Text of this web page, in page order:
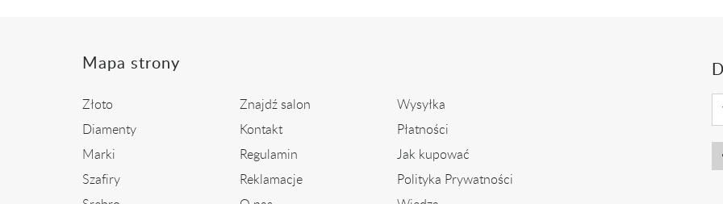
Mapa strony
Złoto
Diamenty
Marki
Szafiry
Znajdź salon
Kontakt
Regulamin
Reklamacje
Wysyłka
Płatności
Jak kupować
Polityka Prywatności